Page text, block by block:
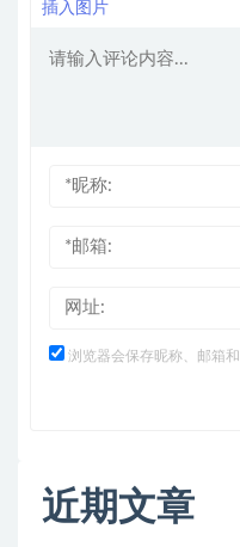
插入图片
浏览器会保存昵称、邮箱
近期文章